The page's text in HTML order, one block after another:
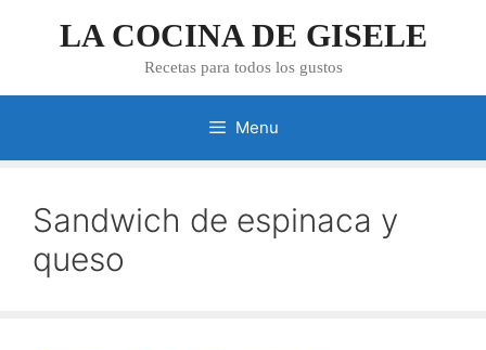
LA COCINA DE GISELE
Recetas para todos los gustos
Menu
Sandwich de espinaca y
queso